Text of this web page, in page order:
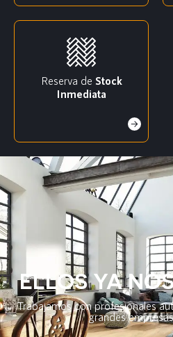
Reserva de Stock
Inmediata
ELLOS YA
Trabajamos con profesionales
grandes